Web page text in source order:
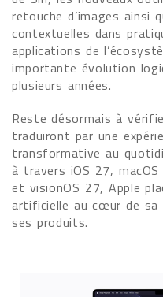
retouche d’images ainsi
contextuelles dans
applications de
importante évolution
plusieurs années.
Reste désormais à
traduiront par une
transformative au
à travers iOS 27,
et visionOS 27, Apple
artificielle au cœur de sa
ses produits.